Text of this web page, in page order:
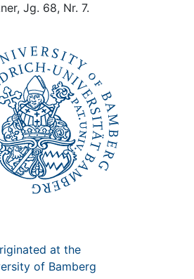
Jg. 68, Nr. 7.
at the
of Bamberg